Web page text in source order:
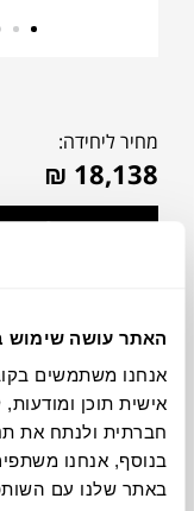
האתר עושה שימוש
אישית תוכן
חברתית ולנתח את
בנוסף, אנחנו
באתר שלנו עם
מחיר ליחידה:
₪ 18,138
אהבתם?
צבעים
המיטה Alu Alu של המותג